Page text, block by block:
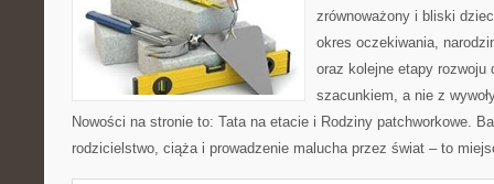
zrównoważony i bliski
okres oczekiwania,
oraz kolejne etapy rozwoju
szacunkiem, a nie z
Nowości na stronie to: Tata na etacie i Rodziny patchworkowe.
rodzicielstwo, ciąża i prowadzenie malucha przez świat – to